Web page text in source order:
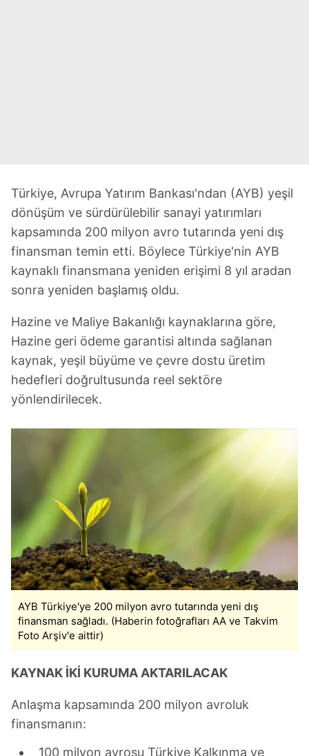
Türkiye, Avrupa Yatırım Bankası'ndan (AYB) yeşil
dönüşüm ve sürdürülebilir sanayi yatırımları
kapsamında 200 milyon avro tutarında yeni dış
finansman temin etti. Böylece Türkiye'nin AYB
kaynaklı finansmana yeniden erişimi 8 yıl aradan
sonra yeniden başlamış oldu.
Hazine ve Maliye Bakanlığı kaynaklarına göre,
Hazine geri ödeme garantisi altında sağlanan
kaynak, yeşil büyüme ve çevre dostu üretim
hedefleri doğrultusunda reel sektöre
yönlendirilecek.
AYB Türkiye'ye 200 milyon avro tutarında yeni dış
finansman sağladı. (Haberin fotoğrafları AA ve Takvim
Foto Arşiv'e aittir)
KAYNAK İKİ KURUMA AKTARILACAK
Anlaşma kapsamında 200 milyon avroluk
finansmanın:
100 milyon avrosu Türkiye Kalkınma ve